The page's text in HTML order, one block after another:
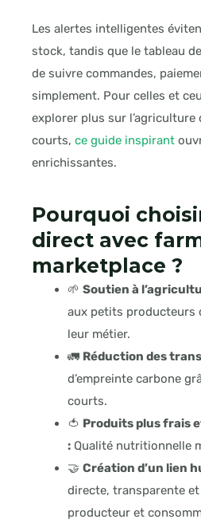
Les alertes intelligentes
stock, tandis que le tableau
de suivre commandes,
simplement. Pour celles et
explorer plus sur
courts, ce guide inspirant
enrichissantes.
Pourquoi
direct avec
marketplace ?
🌱 Soutien à
aux petits producteurs
leur métier.
🚛 Réduction des
d’empreinte carbone
courts.
🍅 Produits plus frais
: Qualité nutritionnelle
🤝 Création d’un lien
directe, transparente
producteur et